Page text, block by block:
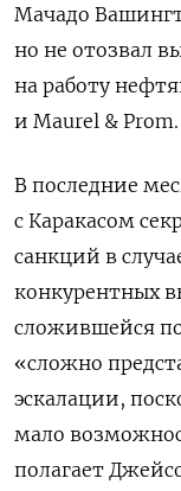
Мачадо
но не отозвал
на работу
и Maurel & Prom.
В последние
с Каракасом
санкций в
конкурентных
сложившейся
«сложно
эскалации,
мало
полагает